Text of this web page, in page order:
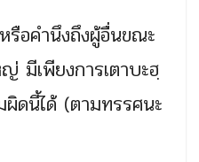
รือคำนึงถึงผู้อื่นขณะ
มีเพียงการเตาบะฮฺ
ผิดนี้ได้ (ตามทรรศนะ